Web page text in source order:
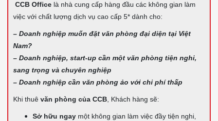
CCB Office là nhà cung cấp hàng đầu các không gian làm
việc với chất lượng dịch vụ cao cấp 5* dành cho:
– Doanh nghiệp muốn đặt văn phòng đại diện tại Việt
Nam?
– Doanh nghiệp, start-up cần một văn phòng tiện nghi,
sang trọng và chuyên nghiệp
– Doanh nghiệp cần văn phòng ảo với chi phí thấp
Khi thuê văn phòng của CCB, Khách hàng sẽ:
Sở hữu ngay một không gian làm việc đầy tiện nghi,